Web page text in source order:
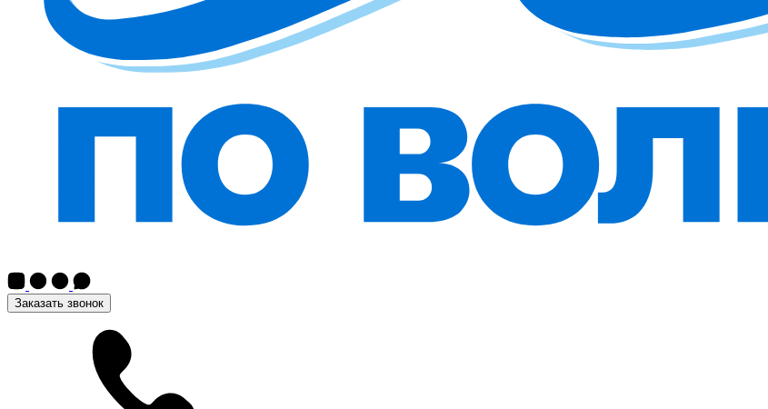
Заказать звонок